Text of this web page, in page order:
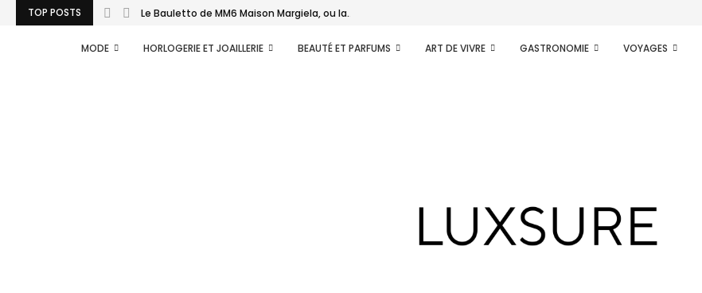
TOP POSTS Le Bauletto de MM6 Maison Margiela, ou la...
MODE HORLOGERIE ET JOAILLERIE BEAUTÉ ET PARFUMS ART DE VIVRE GASTRONOMIE VOYAGES